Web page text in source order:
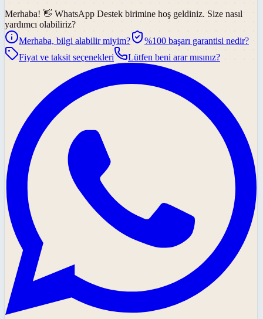
Merhaba! 👋 WhatsApp Destek birimine hoş geldiniz. Size nasıl
yardımcı olabiliriz?
Merhaba, bilgi alabilir miyim?
%100 başarı garantisi nedir?
Fiyat ve taksit seçenekleri
Lütfen beni arar mısınız?